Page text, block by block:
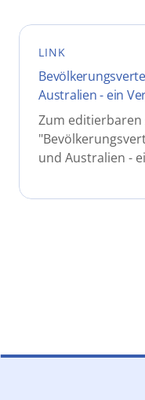
LINK
Australien - ein
Zum
und Australien -